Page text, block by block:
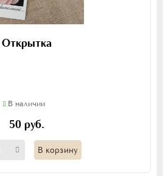
Открытка
В наличии
50 руб.
В корзину